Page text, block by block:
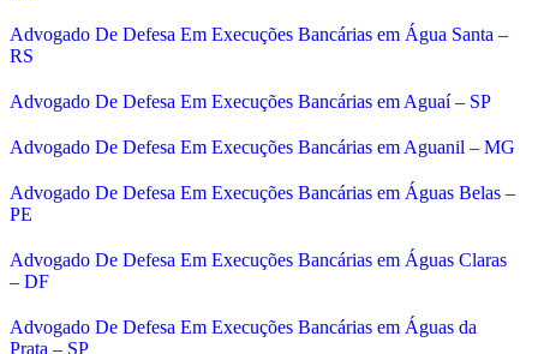
Advogado De Defesa Em Execuções Bancárias em Água Santa –
RS
Advogado De Defesa Em Execuções Bancárias em Aguaí – SP
Advogado De Defesa Em Execuções Bancárias em Aguanil – MG
Advogado De Defesa Em Execuções Bancárias em Águas Belas –
PE
Advogado De Defesa Em Execuções Bancárias em Águas Claras
– DF
Advogado De Defesa Em Execuções Bancárias em Águas da
Prata – SP